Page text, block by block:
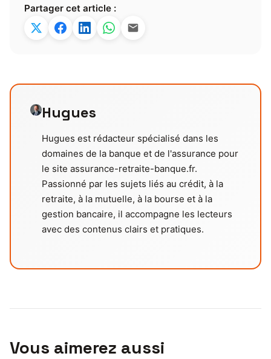
Partager cet article :
Hugues
Hugues est rédacteur spécialisé dans les
domaines de la banque et de l'assurance pour
le site assurance-retraite-banque.fr.
Passionné par les sujets liés au crédit, à la
retraite, à la mutuelle, à la bourse et à la
gestion bancaire, il accompagne les lecteurs
avec des contenus clairs et pratiques.
Vous aimerez aussi